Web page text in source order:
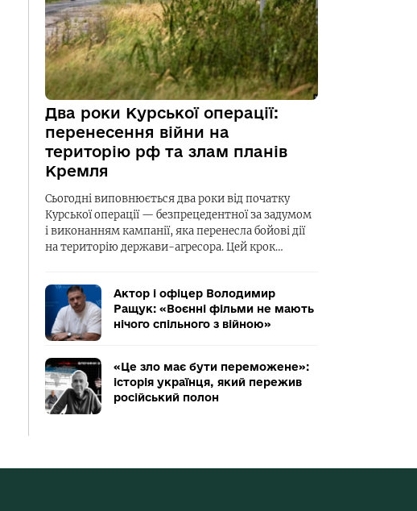
Два роки Курської операції:
перенесення війни на
територію рф та злам планів
Кремля
Сьогодні виповнюється два роки від початку
Курської операції — безпрецедентної за задумом
і виконанням кампанії, яка перенесла бойові дії
на територію держави-агресора. Цей крок…
Актор і офіцер Володимир
Ращук: «Воєнні фільми не мають
нічого спільного з війною»
«Це зло має бути переможене»:
історія українця, який пережив
російський полон